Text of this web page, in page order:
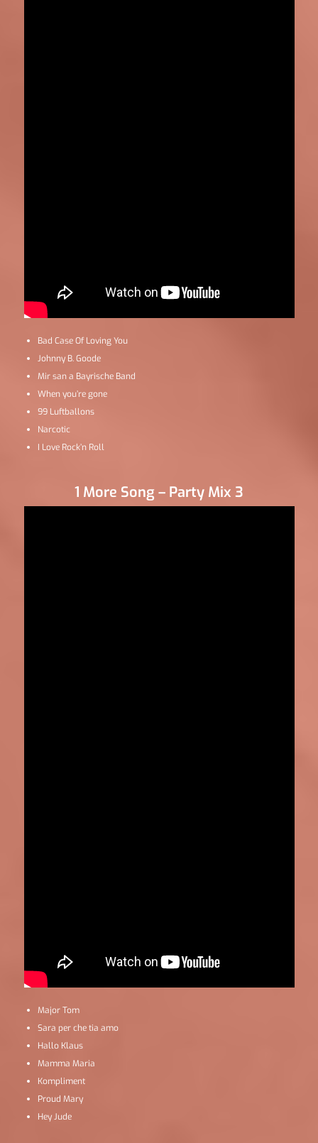
Bad Case Of Loving You
Johnny B. Goode
Mir san a Bayrische Band
When you’re gone
99 Luftballons
Narcotic
I Love Rock’n Roll
1 More Song – Party Mix 3
Major Tom
Sara per che tia amo
Hallo Klaus
Mamma Maria
Kompliment
Proud Mary
Hey Jude